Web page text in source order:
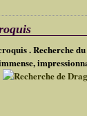
. Recherche